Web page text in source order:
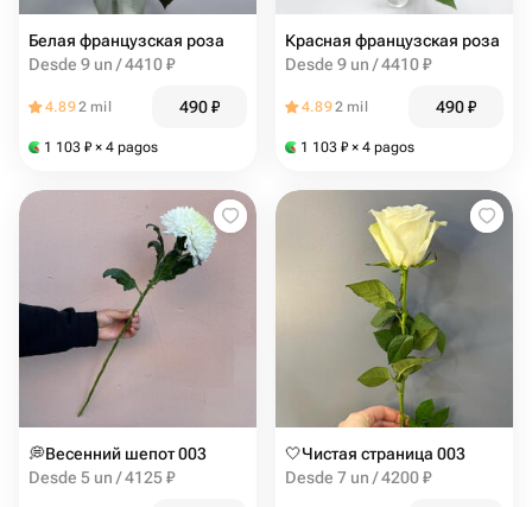
Белая французская роза
Desde 9 un / 4410 ₽
4.892 mil 490₽
1 103 ₽ × 4 pagos
Красная французская роза
Desde 9 un / 4410 ₽
4.892 mil 490₽
1 103 ₽ × 4 pagos
💭Весенний шепот 003
Desde 5 un / 4125 ₽
🤍Чистая страница 003
Desde 7 un / 4200 ₽